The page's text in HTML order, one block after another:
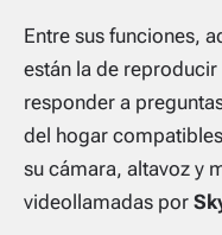
Entre sus funciones,
están la de
responder a
del hogar
su cámara, altavoz y
videollamadas por